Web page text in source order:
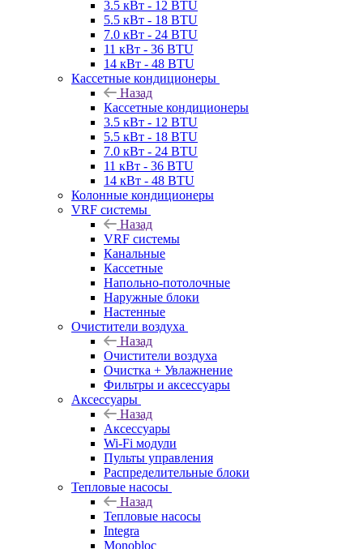
3.5 кВт - 12 BTU
5.5 кВт - 18 BTU
7.0 кВт - 24 BTU
11 кВт - 36 BTU
14 кВт - 48 BTU
Кассетные кондиционеры
Назад
Кассетные кондиционеры
3.5 кВт - 12 BTU
5.5 кВт - 18 BTU
7.0 кВт - 24 BTU
11 кВт - 36 BTU
14 кВт - 48 BTU
Колонные кондиционеры
VRF системы
Назад
VRF системы
Канальные
Кассетные
Напольно-потолочные
Наружные блоки
Настенные
Очистители воздуха
Назад
Очистители воздуха
Очистка + Увлажнение
Фильтры и аксессуары
Аксессуары
Назад
Аксессуары
Wi-Fi модули
Пульты управления
Распределительные блоки
Тепловые насосы
Назад
Тепловые насосы
Integra
Monobloc